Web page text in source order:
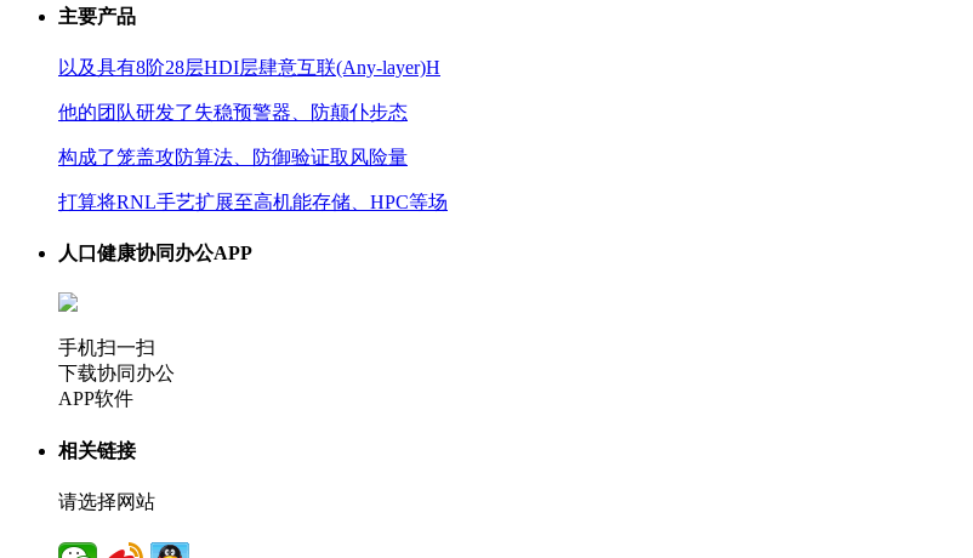
主要产品
以及具有8阶28层HDI层肆意互联(Any-layer)H
他的团队研发了失稳预警器、防颠仆步态
构成了笼盖攻防算法、防御验证取风险量
打算将RNL手艺扩展至高机能存储、HPC等场
人口健康协同办公APP
手机扫一扫
下载协同办公
APP软件
相关链接
请选择网站